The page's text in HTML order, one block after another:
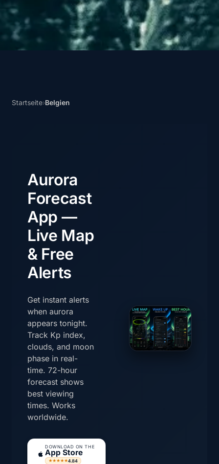
Startseite›Belgien
Aurora
Forecast
App —
Live Map
& Free
Alerts
Get instant alerts
when aurora
appears tonight.
Track Kp index,
clouds, and moon
phase in real-
time. 72-hour
forecast shows
best viewing
times. Works
worldwide.
DOWNLOAD ON THE
App Store
★★★★★4.84